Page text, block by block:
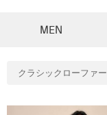
MEN
クラシックローファー